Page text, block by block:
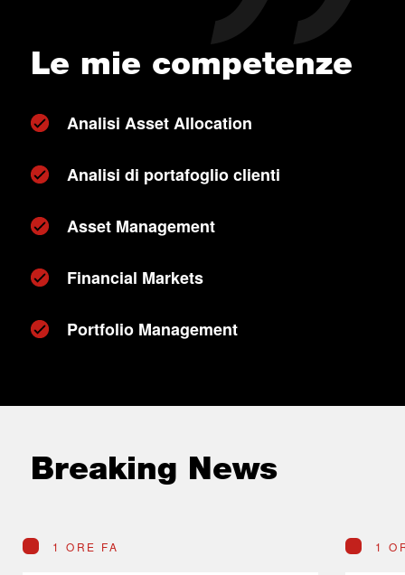
Le mie competenze
Analisi Asset Allocation
Analisi di portafoglio clienti
Asset Management
Financial Markets
Portfolio Management
Breaking News
1 ORE FA 1